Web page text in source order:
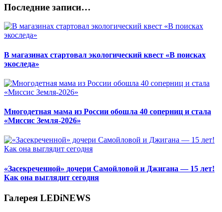
Последние записи…
В магазинах стартовал экологический квест «В поисках
экоследа»
Многодетная мама из России обошла 40 соперниц и стала
«Миссис Земля-2026»
«Засекреченной» дочери Самойловой и Джигана — 15 лет!
Как она выглядит сегодня
Галерея LEDiNEWS